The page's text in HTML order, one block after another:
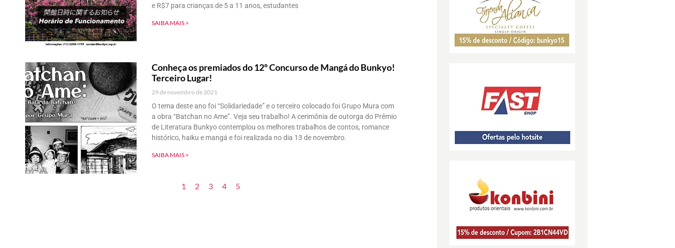
e R$7 para crianças de 5 a 11 anos, estudantes
SAIBA MAIS >
Conheça os premiados do 12º Concurso de Mangá do Bunkyo!
Terceiro Lugar!
29 de novembro de 2021
O tema deste ano foi “Solidariedade” e o terceiro colocado foi Grupo Mura com
a obra “Batchan no Ame”. Veja seu trabalho! A cerimônia de outorga do Prêmio
de Literatura Bunkyo contemplou os melhores trabalhos de contos, romance
histórico, haiku e mangá e foi realizada no dia 13 de novembro.
SAIBA MAIS >
1 2 3 4 5